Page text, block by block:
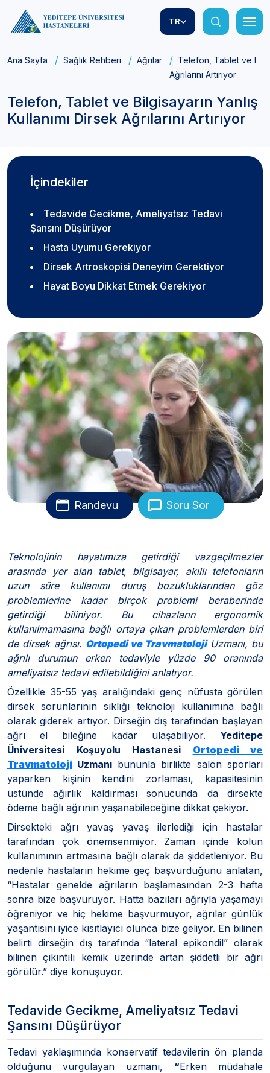
TR
Ana Sayfa Sağlık Rehberi Ağrılar
Telefon, Tablet ve
Ağrılarını Artırıyor
Telefon, Tablet ve Bilgisayarın Yanlış
Kullanımı Dirsek Ağrılarını Artırıyor
İçindekiler
Tedavide Gecikme, Ameliyatsız Tedavi
Şansını Düşürüyor
Hasta Uyumu Gerekiyor
Dirsek Artroskopisi Deneyim Gerektiyor
Hayat Boyu Dikkat Etmek Gerekiyor
Randevu Soru Sor
Teknolojinin hayatımıza getirdiği vazgeçilmezler
arasında yer alan tablet, bilgisayar, akıllı telefonların
uzun süre kullanımı duruş bozukluklarından göz
problemlerine kadar birçok problemi beraberinde
getirdiği biliniyor. Bu cihazların ergonomik
kullanılmamasına bağlı ortaya çıkan problemlerden biri
de dirsek ağrısı. Ortopedi ve Travmatoloji Uzmanı, bu
ağrılı durumun erken tedaviyle yüzde 90 oranında
ameliyatsız tedavi edilebildiğini anlatıyor.
Özellikle 35-55 yaş aralığındaki genç nüfusta görülen
dirsek sorunlarının sıklığı teknoloji kullanımına bağlı
olarak giderek artıyor. Dirseğin dış tarafından başlayan
ağrı el bileğine kadar ulaşabiliyor. Yeditepe
Üniversitesi Koşuyolu Hastanesi Ortopedi ve
Travmatoloji Uzmanı bununla birlikte salon sporları
yaparken kişinin kendini zorlaması, kapasitesinin
üstünde ağırlık kaldırması sonucunda da dirsekte
ödeme bağlı ağrının yaşanabileceğine dikkat çekiyor.
Dirsekteki ağrı yavaş yavaş ilerlediği için hastalar
tarafından çok önemsenmiyor. Zaman içinde kolun
kullanımının artmasına bağlı olarak da şiddetleniyor. Bu
nedenle hastaların hekime geç başvurduğunu anlatan,
“Hastalar genelde ağrıların başlamasından 2-3 hafta
sonra bize başvuruyor. Hatta bazıları ağrıyla yaşamayı
öğreniyor ve hiç hekime başvurmuyor, ağrılar günlük
yaşantısını iyice kısıtlayıcı olunca bize geliyor. En bilinen
belirti dirseğin dış tarafında “lateral epikondil” olarak
bilinen çıkıntılı kemik üzerinde artan şiddetli bir ağrı
görülür.” diye konuşuyor.
Tedavide Gecikme, Ameliyatsız Tedavi
Şansını Düşürüyor
Tedavi yaklaşımında konservatif tedavilerin ön planda
olduğunu vurgulayan uzmanı, “Erken müdahale